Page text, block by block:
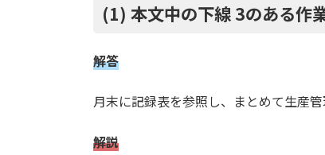
(1) 本文中の下線 3のある作
解答
月末に記録表を参照し、まとめて生産
解説